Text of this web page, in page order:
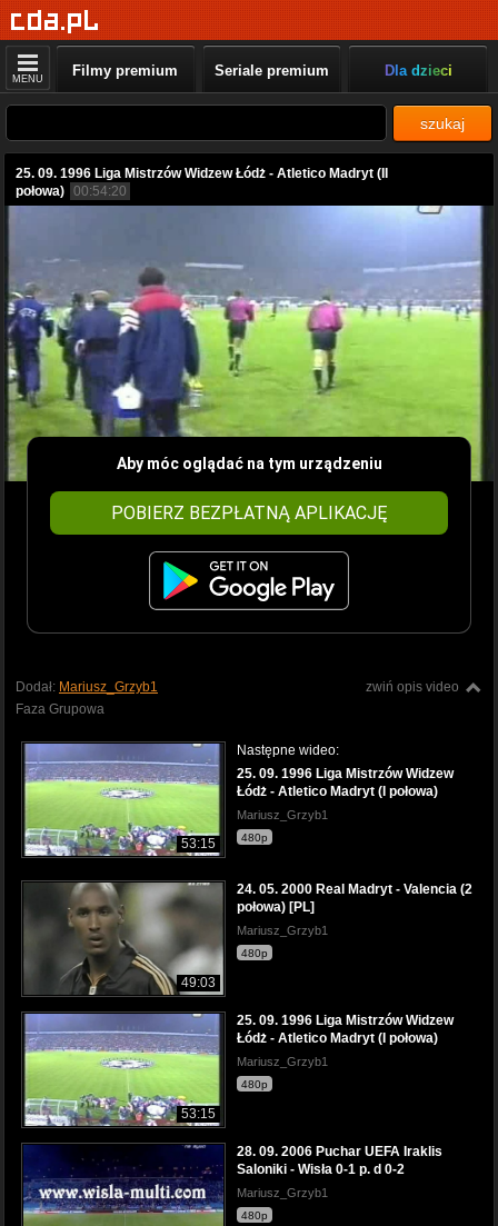
MENU Filmy premium Seriale premium Dla dzieci
szukaj
25. 09. 1996 Liga Mistrzów Widzew Łódż - Atletico Madryt (II
połowa) 00:54:20
Aby móc oglądać na tym urządzeniu
POBIERZ BEZPŁATNĄ APLIKACJĘ
zwiń opis video
Dodał: Mariusz_Grzyb1
Faza Grupowa
53:15
Następne wideo:
25. 09. 1996 Liga Mistrzów Widzew
Łódż - Atletico Madryt (I połowa)
Mariusz_Grzyb1
480p
49:03
24. 05. 2000 Real Madryt - Valencia (2
połowa) [PL]
Mariusz_Grzyb1
480p
53:15
25. 09. 1996 Liga Mistrzów Widzew
Łódż - Atletico Madryt (I połowa)
Mariusz_Grzyb1
480p
28. 09. 2006 Puchar UEFA Iraklis
Saloniki - Wisła 0-1 p. d 0-2
Mariusz_Grzyb1
480p